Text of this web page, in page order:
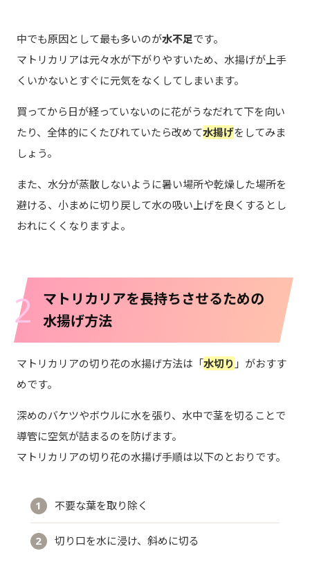
中でも原因として最も多いのが水不足です。
マトリカリアは元々水が下がりやすいため、水揚げが上手
くいかないとすぐに元気をなくしてしまいます。
買ってから日が経っていないのに花がうなだれて下を向い
たり、全体的にくたびれていたら改めて水揚げをしてみま
しょう。
また、水分が蒸散しないように暑い場所や乾燥した場所を
避ける、小まめに切り戻して水の吸い上げを良くするとし
おれにくくなりますよ。
2
マトリカリアを長持ちさせるための
水揚げ方法
マトリカリアの切り花の水揚げ方法は「水切り 」がおすす
めです。
深めのバケツやボウルに水を張り、水中で茎を切ることで
導管に空気が詰まるのを防げます。
マトリカリアの切り花の水揚げ手順は以下のとおりです。
不要な葉を取り除く
切り口を水に浸け、斜めに切る